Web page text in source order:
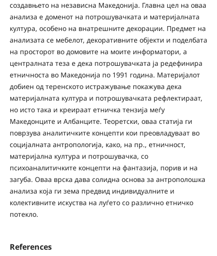
создавњето на независна Македонија. Главна цел на оваа
анализа е доменот на потрошувачката и материјалната
култура, особено на внатрешните декорации. Предмет на
анализата се мебелот, декоративните објекти и поделбата
на просторот во домовите на моите информатори, а
централната теза е дека потрошувачката ја редефинира
етничноста во Македонија по 1991 година. Материјалот
добиен од теренското истражување покажува дека
материјалната култура и потрошувачката рефлектираат,
но исто така и креираат етничка тензија меѓу
Македонците и Албанците. Теоретски, оваа статија ги
поврзува аналитичките концепти кои преовладуваат во
социјалната антропологија, како, на пр., eтничност,
материјална култура и потрошувачка, со
психоаналитичките концепти на фантазија, порив и на
загуба. Оваа врска дава солидна основа за антрополошка
анализа која ги зема предвид индивидуалните и
колективните искуства на луѓето со различно етничко
потекло.
References